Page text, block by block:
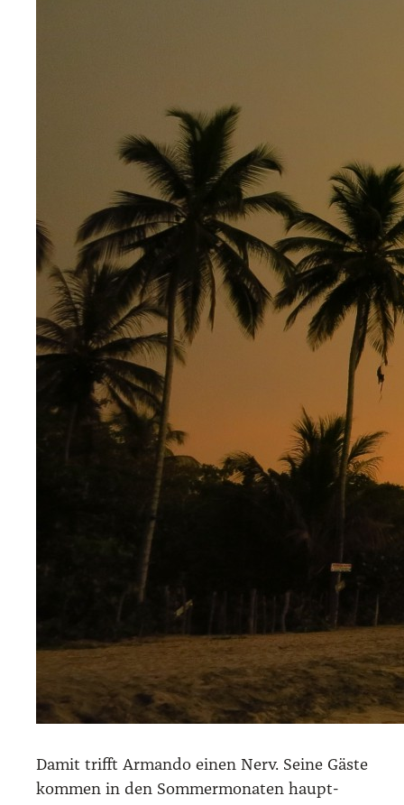
Damit trifft Arman­do einen Nerv. Sei­ne Gäs­te
kom­men in den Som­mer­mo­na­ten haupt­